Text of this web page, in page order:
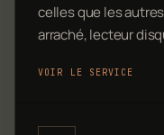
celles que les
arraché, lecteur
VOIR LE SERVICE